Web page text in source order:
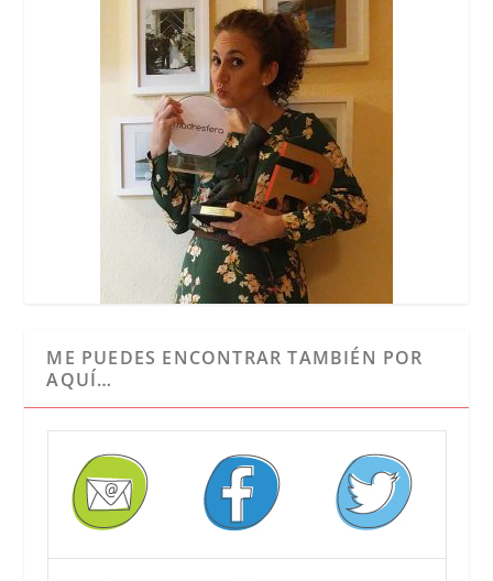
ME PUEDES ENCONTRAR TAMBIÉN POR
AQUÍ…